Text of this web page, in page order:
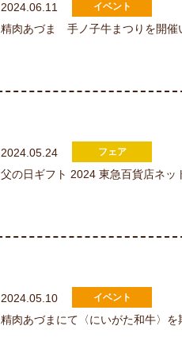
2024.06.11
精肉あづま 手ノ子牛まつりを開催
2024.05.24
父の日ギフト 2024 東急百貨店ネッ
2024.05.10
精肉あづまにて〈にいがた和牛〉